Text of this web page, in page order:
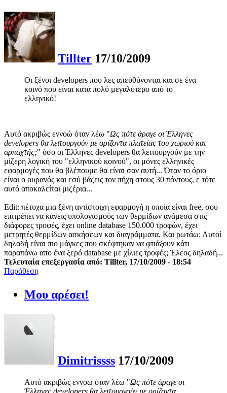
Tillter 17/10/2009
Οι ξένοι developers που λες απευθύνονται και σε ένα
κοινό που είναι κατά πολύ μεγαλύτερο από το
ελληνικό!
Αυτό ακριβώς εννοώ όταν λέω "Ως πότε άραγε οι Έλληνες
developers θα λειτουργούν με ορίζοντα πλατείας του χωριού και
αρπαχτής;" όσο οι Έλληνες developers θα λειτουργούν με την
μίζερη λογική του "ελληνικού κοινού", οι μόνες ελληνικές
εφαρμογές που θα βλέπουμε θα είναι σαν αυτή... Όταν το όριο
είναι ο ουρανός και εσύ βάζεις τον πήχη στους 30 πόντους, ε τότε
αυτό αποκαλείται μιζέρια...
Edit: πέτυχα μια ξένη αντίστοιχη εφαρμογή η οποία είναι free, σου
επιτρέπει να κάνεις υπολογισμούς των θερμίδων ανάμεσα στις
διάφορες τροφές, έχει online database 150.000 τροφών, έχει
μετρητές θερμίδων ασκήσεων και διαγράμματα. Και ρωτάω: Αυτοί
δηλαδή είναι πιο μάγκες που σκέφτηκαν να φτιάξουν κάτι
παραπάνω απο ένα ξερό database με χίλιες τροφές; Έλεος δηλαδή...
Τελευταία επεξεργασία από: Tillter, 17/10/2009 - 18:54
Παράθεση
Μου αρέσει!
Dimitrissss 17/10/2009
Αυτό ακριβώς εννοώ όταν λέω "Ως πότε άραγε οι
Έλληνες developers θα λειτουργούν με ορίζοντα